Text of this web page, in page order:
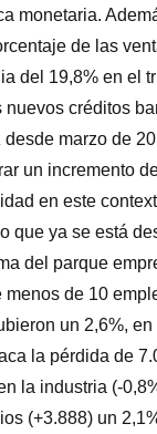
monetaria.
de las
del 19,8% en el
créditos
marzo de
un incremento
en este
que ya se está
del parque
de 10
un 2,6%, en
la pérdida de
la industria (-
(+3.888) un